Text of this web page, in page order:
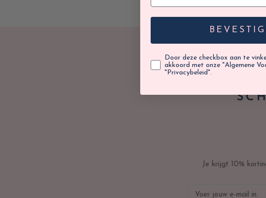
Je krijgt 10%
BEVESTIG
Door deze checkbox aan te
akkoord met onze "Algemene
"Privacybeleid".